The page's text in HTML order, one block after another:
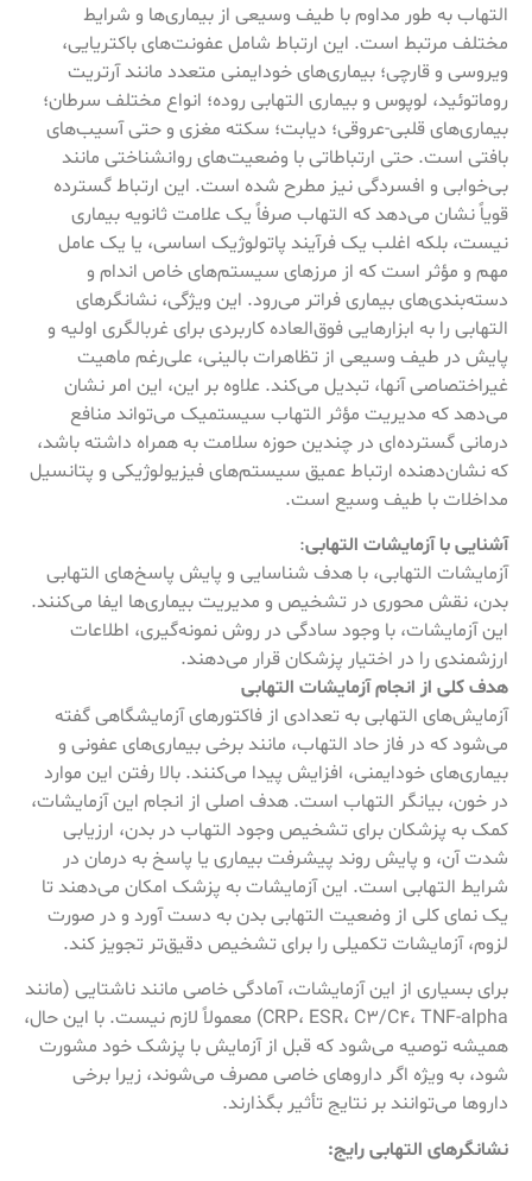
التهاب به طور مداوم با طیف وسیعی از بیماری‌ها و شرایط
مختلف مرتبط است. این ارتباط شامل عفونت‌های باکتریایی،
ویروسی و قارچی؛ بیماری‌های خودایمنی متعدد مانند آرتریت
روماتوئید، لوپوس و بیماری التهابی روده؛ انواع مختلف سرطان؛
بیماری‌های قلبی-عروقی؛ دیابت؛ سکته مغزی و حتی آسیب‌های
بافتی است. حتی ارتباطاتی با وضعیت‌های روانشناختی مانند
بی‌خوابی و افسردگی نیز مطرح شده است. این ارتباط گسترده
قویاً نشان می‌دهد که التهاب صرفاً یک علامت ثانویه بیماری
نیست، بلکه اغلب یک فرآیند پاتولوژیک اساسی، یا یک عامل
مهم و مؤثر است که از مرزهای سیستم‌های خاص اندام و
دسته‌بندی‌های بیماری فراتر می‌رود. این ویژگی، نشانگرهای
التهابی را به ابزارهایی فوق‌العاده کاربردی برای غربالگری اولیه و
پایش در طیف وسیعی از تظاهرات بالینی، علی‌رغم ماهیت
غیراختصاصی آنها، تبدیل می‌کند. علاوه بر این، این امر نشان
می‌دهد که مدیریت مؤثر التهاب سیستمیک می‌تواند منافع
درمانی گسترده‌ای در چندین حوزه سلامت به همراه داشته باشد،
که نشان‌دهنده ارتباط عمیق سیستم‌های فیزیولوژیکی و پتانسیل
مداخلات با طیف وسیع است.
آشنایی با آزمایشات التهابی:
آزمایشات التهابی، با هدف شناسایی و پایش پاسخ‌های التهابی
بدن، نقش محوری در تشخیص و مدیریت بیماری‌ها ایفا می‌کنند.
این آزمایشات، با وجود سادگی در روش نمونه‌گیری، اطلاعات
ارزشمندی را در اختیار پزشکان قرار می‌دهند.
هدف کلی از انجام آزمایشات التهابی
آزمایش‌های التهابی به تعدادی از فاکتورهای آزمایشگاهی گفته
می‌شود که در فاز حاد التهاب، مانند برخی بیماری‌های عفونی و
بیماری‌های خودایمنی، افزایش پیدا می‌کنند. بالا رفتن این موارد
در خون، بیانگر التهاب است. هدف اصلی از انجام این آزمایشات،
کمک به پزشکان برای تشخیص وجود التهاب در بدن، ارزیابی
شدت آن، و پایش روند پیشرفت بیماری یا پاسخ به درمان در
شرایط التهابی است. این آزمایشات به پزشک امکان می‌دهند تا
یک نمای کلی از وضعیت التهابی بدن به دست آورد و در صورت
لزوم، آزمایشات تکمیلی را برای تشخیص دقیق‌تر تجویز کند.
برای بسیاری از این آزمایشات، آمادگی خاصی مانند ناشتایی (مانند
CRP، ESR، C3/C4، TNF-alpha) معمولاً لازم نیست. با این حال،
همیشه توصیه می‌شود که قبل از آزمایش با پزشک خود مشورت
شود، به ویژه اگر داروهای خاصی مصرف می‌شوند، زیرا برخی
داروها می‌توانند بر نتایج تأثیر بگذارند.
نشانگرهای التهابی رایج: